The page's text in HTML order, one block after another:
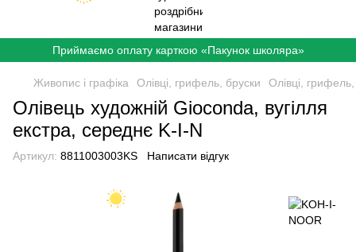
Приймаємо оплату карткою «Пакунок школяра»
Живопис і графіка Олівці, грифель, бруски Олівці,
Олівець художній Gioconda, вугілля
екстра, середнє K-I-N
Артикул: 8811003003KS Написати відгук